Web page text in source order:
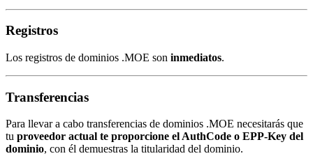
Registros
Los registros de dominios .MOE son inmediatos.
Transferencias
Para llevar a cabo transferencias de dominios .MOE necesitarás que
tu proveedor actual te proporcione el AuthCode o EPP-Key del
dominio, con él demuestras la titularidad del dominio.